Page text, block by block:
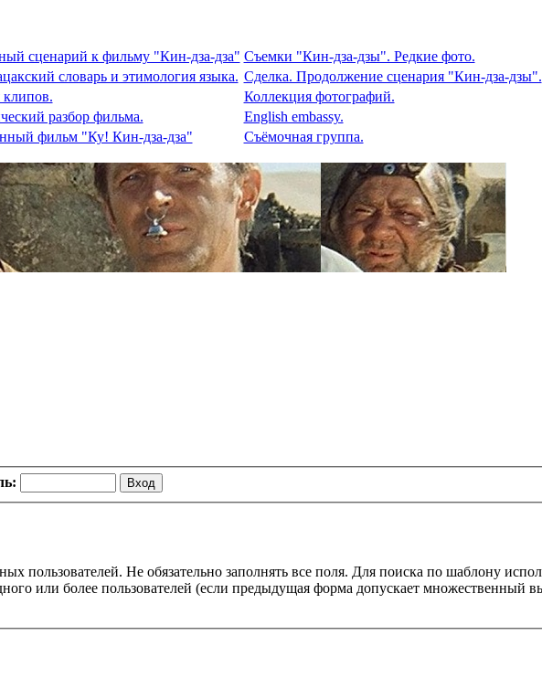
сценарий к фильму "Кин-дза-дза" Съемки "Кин-дза-дзы". Редкие фото.
словарь и этимология языка. Сделка. Продолжение сценария "Кин-дза-дзы".
клипов.
Коллекция фотографий.
разбор фильма.
English embassy.
фильм "Ку! Кин-дза-дза"
Съёмочная группа.
пользователей. Не обязательно заполнять все поля. Для поиска по шаблону
или более пользователей (если предыдущая форма допускает